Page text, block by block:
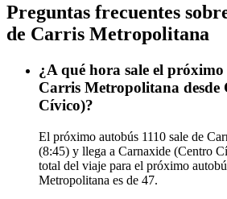
Preguntas frecuentes
de Carris Metropolitana
¿A qué hora sale el
Carris Metropolitana desde
Cívico)?
El próximo autobús 1110 sale de
(8:45) y llega a Carnaxide (Centro
total del viaje para el próximo
Metropolitana es de 47.